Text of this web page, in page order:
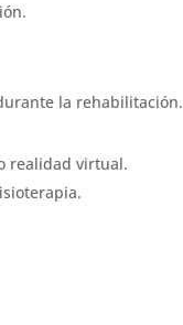
la rehabilitación.
realidad virtual.